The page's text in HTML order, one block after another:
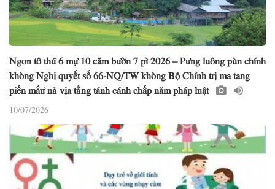
Ngon tô thứ 6 mự 10 căm bườn 7 pì 2026 – Pưng luông pùn chính
khòng Nghị quyết số 66-NQ/TW khòng Bộ Chính trị ma tang
piến mắư nả vịa tẳng tánh cánh chấp năm pháp luật
10/07/2026